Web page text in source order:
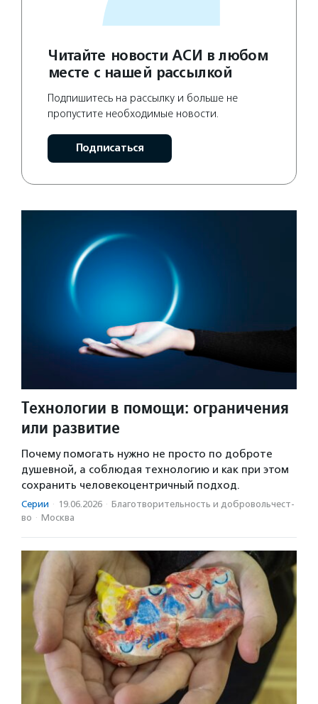
Читайте новости АСИ в любом
месте с нашей рассылкой
Подпишитесь на рассылку и больше не
пропустите необходимые новости.
Подписаться
Технологии в помощи: ограничения
или развитие
Почему помогать нужно не просто по доброте
душевной, а соблюдая технологию и как при этом
сохранить человекоцентричный подход.
Серии · 19.06.2026 · Благотвори­тель­ность и доброволь­чест­
во · Москва